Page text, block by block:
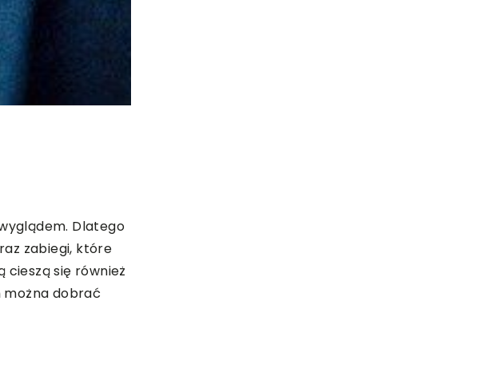
Dlatego
zabiegi, które
cieszą się również
można dobrać